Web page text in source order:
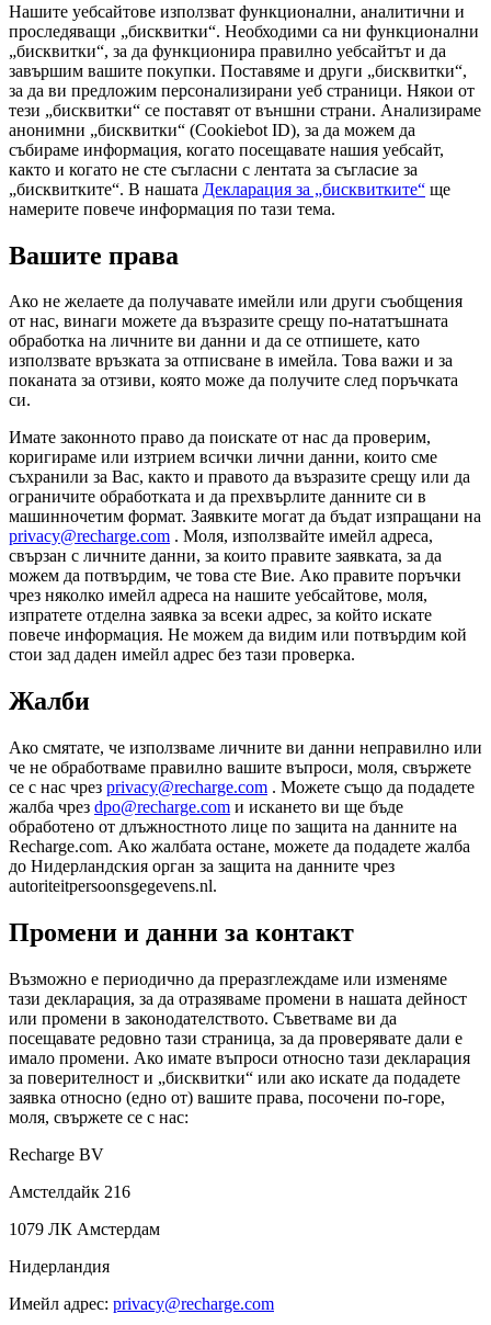
Нашите уебсайтове използват функционални, аналитични и
проследяващи „бисквитки“. Необходими са ни функционални
„бисквитки“, за да функционира правилно уебсайтът и да
завършим вашите покупки. Поставяме и други „бисквитки“,
за да ви предложим персонализирани уеб страници. Някои от
тези „бисквитки“ се поставят от външни страни. Анализираме
анонимни „бисквитки“ (Cookiebot ID), за да можем да
събираме информация, когато посещавате нашия уебсайт,
както и когато не сте съгласни с лентата за съгласие за
„бисквитките“. В нашата Декларация за „бисквитките“ ще
намерите повече информация по тази тема.
Вашите права
Ако не желаете да получавате имейли или други съобщения
от нас, винаги можете да възразите срещу по-нататъшната
обработка на личните ви данни и да се отпишете, като
използвате връзката за отписване в имейла. Това важи и за
поканата за отзиви, която може да получите след поръчката
си.
Имате законното право да поискате от нас да проверим,
коригираме или изтрием всички лични данни, които сме
съхранили за Вас, както и правото да възразите срещу или да
ограничите обработката и да прехвърлите данните си в
машинночетим формат. Заявките могат да бъдат изпращани на
privacy@recharge.com . Моля, използвайте имейл адреса,
свързан с личните данни, за които правите заявката, за да
можем да потвърдим, че това сте Вие. Ако правите поръчки
чрез няколко имейл адреса на нашите уебсайтове, моля,
изпратете отделна заявка за всеки адрес, за който искате
повече информация. Не можем да видим или потвърдим кой
стои зад даден имейл адрес без тази проверка.
Жалби
Ако смятате, че използваме личните ви данни неправилно или
че не обработваме правилно вашите въпроси, моля, свържете
се с нас чрез privacy@recharge.com . Можете също да подадете
жалба чрез dpo@recharge.com и искането ви ще бъде
обработено от длъжностното лице по защита на данните на
Recharge.com. Ако жалбата остане, можете да подадете жалба
до Нидерландския орган за защита на данните чрез
autoriteitpersoonsgegevens.nl.
Промени и данни за контакт
Възможно е периодично да преразглеждаме или изменяме
тази декларация, за да отразяваме промени в нашата дейност
или промени в законодателството. Съветваме ви да
посещавате редовно тази страница, за да проверявате дали е
имало промени. Ако имате въпроси относно тази декларация
за поверителност и „бисквитки“ или ако искате да подадете
заявка относно (едно от) вашите права, посочени по-горе,
моля, свържете се с нас:
Recharge BV
Амстелдайк 216
1079 ЛК Амстердам
Нидерландия
Имейл адрес: privacy@recharge.com